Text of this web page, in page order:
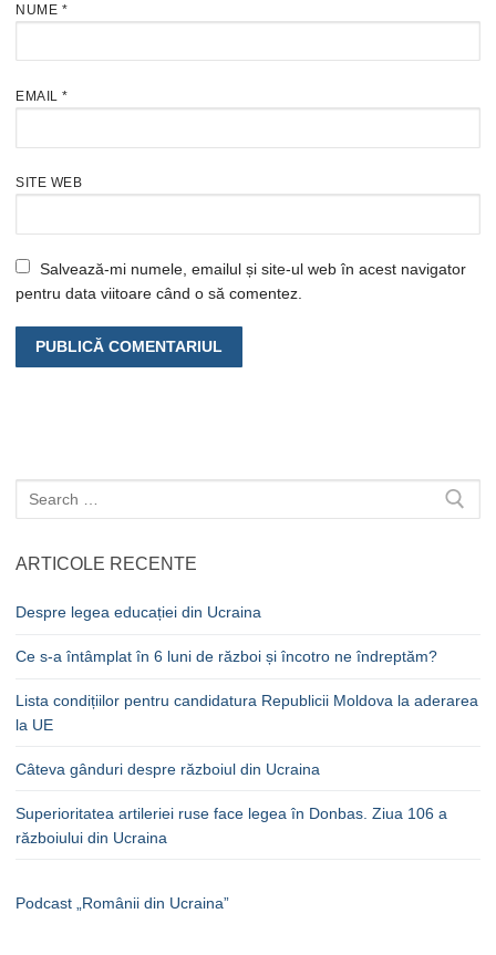
NUME *
EMAIL *
SITE WEB
Salvează-mi numele, emailul și site-ul web în acest navigator
pentru data viitoare când o să comentez.
Caută
după:
ARTICOLE RECENTE
Despre legea educației din Ucraina
Ce s-a întâmplat în 6 luni de război și încotro ne îndreptăm?
Lista condițiilor pentru candidatura Republicii Moldova la aderarea
la UE
Câteva gânduri despre războiul din Ucraina
Superioritatea artileriei ruse face legea în Donbas. Ziua 106 a
războiului din Ucraina
Podcast „Românii din Ucraina”